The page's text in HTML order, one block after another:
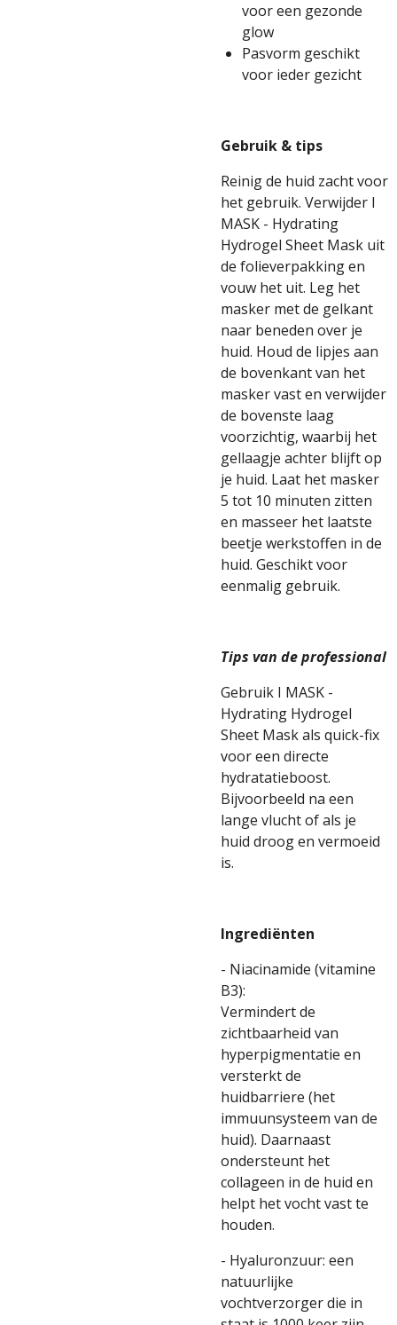
voor een gezonde
glow
Pasvorm geschikt
voor ieder gezicht
Gebruik & tips
Reinig de huid zacht voor
het gebruik. Verwijder I
MASK - Hydrating
Hydrogel Sheet Mask uit
de folieverpakking en
vouw het uit. Leg het
masker met de gelkant
naar beneden over je
huid. Houd de lipjes aan
de bovenkant van het
masker vast en verwijder
de bovenste laag
voorzichtig, waarbij het
gellaagje achter blijft op
je huid. Laat het masker
5 tot 10 minuten zitten
en masseer het laatste
beetje werkstoffen in de
huid. Geschikt voor
eenmalig gebruik.
Tips van de professional
Gebruik I MASK -
Hydrating Hydrogel
Sheet Mask als quick-fix
voor een directe
hydratatieboost.
Bijvoorbeeld na een
lange vlucht of als je
huid droog en vermoeid
is.
Ingrediënten
- Niacinamide (vitamine
B3):
Vermindert de
zichtbaarheid van
hyperpigmentatie en
versterkt de
huidbarriere (het
immuunsysteem van de
huid). Daarnaast
ondersteunt het
collageen in de huid en
helpt het vocht vast te
houden.
- Hyaluronzuur: een
natuurlijke
vochtverzorger die in